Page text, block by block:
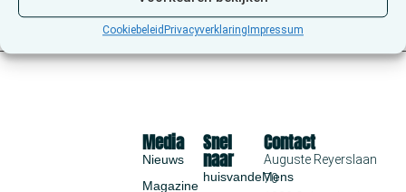
Cookiebeleid Privacyverklaring Impressum
Snel
naar
huisvandeMens
Media
Nieuws
Magazine
Contact
Auguste Reyerslaan
70